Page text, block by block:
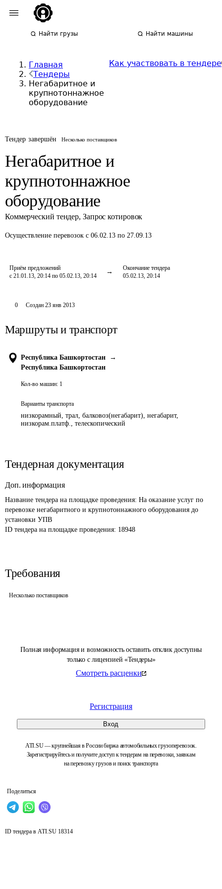
Найти грузы Найти машины
Главная
Тендеры
Негабаритное и
крупнотоннажное
оборудование
Как участвовать в тендере
Тендер завершён Несколько поставщиков
Негабаритное и
крупнотоннажное
оборудование
Коммерческий тендер, Запрос котировок
Осуществление перевозок с 06.02.13 по 27.09.13
Приём предложений
с 21.01.13, 20:14 по 05.02.13, 20:14
Окончание тендера
05.02.13, 20:14
Полная информация и возможность оставить отклик доступны
только с лицензией «Тендеры»
Смотреть расценки
Регистрация
Вход
ATI.SU — крупнейшая в России биржа автомобильных грузоперевозок.
Зарегистрируйтесь и получите доступ к тендерам на перевозки, заявкам
на перевозку грузов и поиск транспорта
Поделиться
0 Создан 23 янв 2013
Маршруты и транспорт
Республика Башкортостан
→
Республика Башкортостан
Кол-во машин: 1
Варианты транспорта
низкорамный, трал, балковоз(негабарит), негабарит,
низкорам.платф., телескопический
Тендерная документация
Доп. информация
Название тендера на площадке проведения: На оказание услуг по
перевозке негабаритного и крупнотоннажного оборудования до
установки УПВ
ID тендера на площадке проведения: 18948
Требования
Несколько поставщиков
ID тендера в ATI.SU 18314